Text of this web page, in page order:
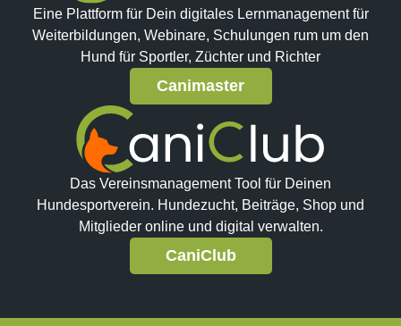
Eine Plattform für Dein digitales Lernmanagement für
Weiterbildungen, Webinare, Schulungen rum um den
Hund für Sportler, Züchter und Richter
Canimaster
Das Vereinsmanagement Tool für Deinen
Hundesportverein. Hundezucht, Beiträge, Shop und
Mitglieder online und digital verwalten.
CaniClub